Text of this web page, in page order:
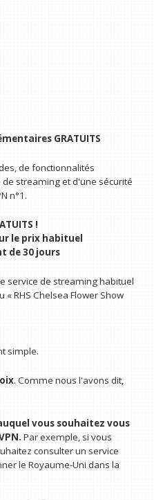
GRATUITS
de fonctionnalités
streaming et d'une sécurité
n°1.
!
le prix habituel
de 30 jours
service de streaming habituel
RHS Chelsea Flower Show
simple.
. Comme nous l'avons dit,
vous souhaitez vous
Par exemple, si vous
consulter un service
le Royaume-Uni dans la